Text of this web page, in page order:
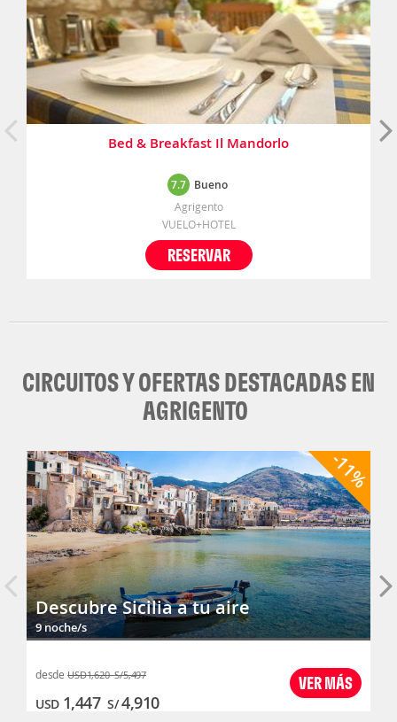
Bed & Breakfast Il Mandorlo
7.7 Bueno
Agrigento
VUELO+HOTEL
RESERVAR
CIRCUITOS Y OFERTAS DESTACADAS EN
AGRIGENTO
Descubre Sicilia a tu aire
9 noche/s
VER MÁS
desde USD1,620 S/5,497
USD 1,447 S/ 4,910
-11%